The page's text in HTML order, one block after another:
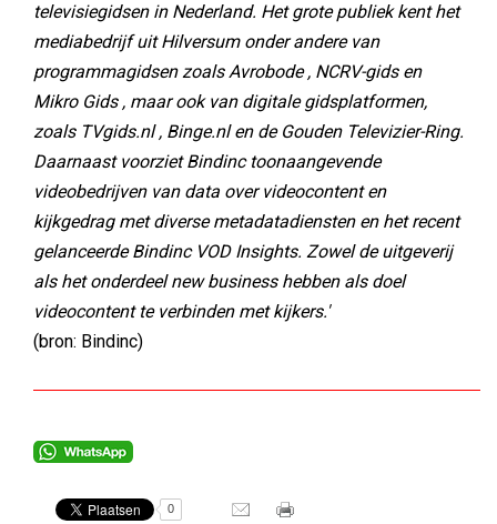
televisiegidsen in Nederland. Het grote publiek kent het
mediabedrijf uit Hilversum onder andere van
programmagidsen zoals Avrobode , NCRV-gids en
Mikro Gids , maar ook van digitale gidsplatformen,
zoals TVgids.nl , Binge.nl en de Gouden Televizier-Ring.
Daarnaast voorziet Bindinc toonaangevende
videobedrijven van data over videocontent en
kijkgedrag met diverse metadatadiensten en het recent
gelanceerde Bindinc VOD Insights. Zowel de uitgeverij
als het onderdeel new business hebben als doel
videocontent te verbinden met kijkers.'
(bron: Bindinc)
0